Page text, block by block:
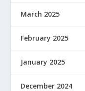
March 2025
February 2025
January 2025
December 2024